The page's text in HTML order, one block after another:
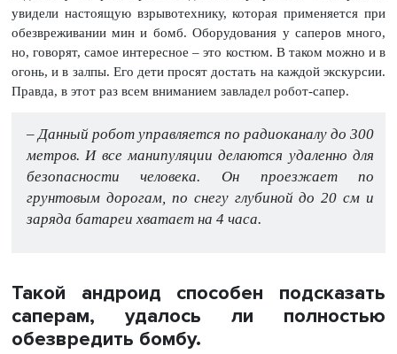
увидели настоящую взрывотехнику, которая применяется при
обезвреживании мин и бомб. Оборудования у саперов много,
но, говорят, самое интересное – это костюм. В таком можно и в
огонь, и в залпы. Его дети просят достать на каждой экскурсии.
Правда, в этот раз всем вниманием завладел робот-сапер.
– Данный робот управляется по радиоканалу до 300
метров. И все манипуляции делаются удаленно для
безопасности человека. Он проезжает по
грунтовым дорогам, по снегу глубиной до 20 см и
заряда батареи хватает на 4 часа.
Такой андроид способен подсказать
саперам, удалось ли полностью
обезвредить бомбу.